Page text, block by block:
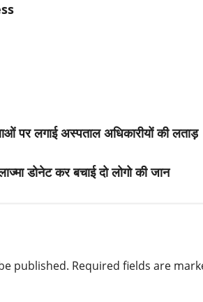
पर लगाई अस्पताल अधिकारीयों की लताड़
डोनेट कर बचाई दो लोगो की जान
published. Required fields are